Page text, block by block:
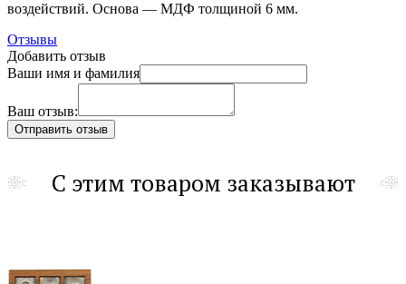
воздействий. Основа — МДФ толщиной 6 мм.
Отзывы
Добавить отзыв
Ваши имя и фамилия
Ваш отзыв:
С этим товаром заказывают